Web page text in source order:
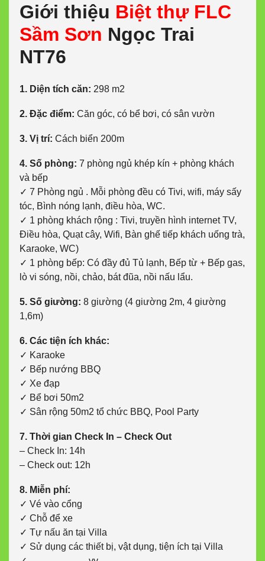
Giới thiệu Biệt thự FLC
Sầm Sơn Ngọc Trai
NT76
1. Diện tích căn: 298 m2
2. Đặc điểm: Căn góc, có bể bơi, có sân vườn
3. Vị trí: Cách biển 200m
4. Số phòng: 7 phòng ngủ khép kín + phòng khách
và bếp
✓ 7 Phòng ngủ . Mỗi phòng đều có Tivi, wifi, máy sấy
tóc, Bình nóng lạnh, điều hòa, WC.
✓ 1 phòng khách rộng : Tivi, truyền hình internet TV,
Điều hòa, Quạt cây, Wifi, Bàn ghế tiếp khách uống trà,
Karaoke, WC)
✓ 1 phòng bếp: Có đầy đủ Tủ lạnh, Bếp từ + Bếp gas,
lò vi sóng, nồi, chảo, bát đũa, nồi nấu lẩu.
5. Số giường: 8 giường (4 giường 2m, 4 giường
1,6m)
6. Các tiện ích khác:
✓ Karaoke
✓ Bếp nướng BBQ
✓ Xe đạp
✓ Bể bơi 50m2
✓ Sân rộng 50m2 tổ chức BBQ, Pool Party
7. Thời gian Check In – Check Out
– Check In: 14h
– Check out: 12h
8. Miễn phí:
✓ Vé vào cổng
✓ Chỗ để xe
✓ Tự nấu ăn tại Villa
✓ Sử dụng các thiết bị, vật dụng, tiện ích tại Villa